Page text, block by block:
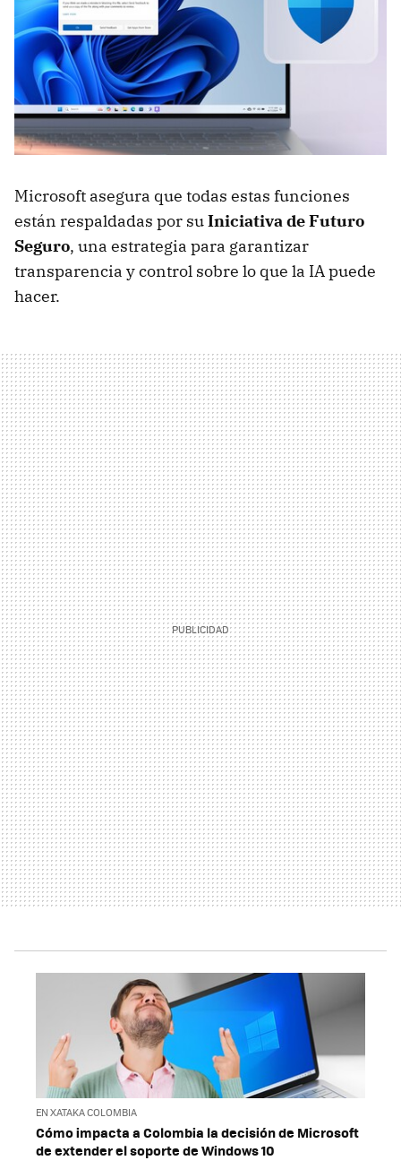
Microsoft asegura que todas estas funciones
están respaldadas por suIniciativa de Futuro
Seguro, una estrategia para garantizar
transparencia y control sobre lo que la IA puede
hacer.
EN XATAKA COLOMBIA
Cómo impacta a Colombia la decisión de Microsoft
de extender el soporte de Windows 10